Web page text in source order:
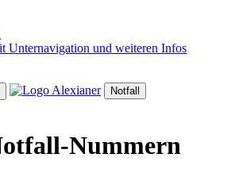
Unternavigation und weiteren Infos
Notfall
Nummern